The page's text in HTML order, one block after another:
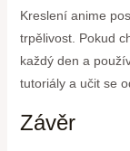
Kreslení anime
trpělivost. Pokud
každý den a
tutoriály a učit se
Závěr